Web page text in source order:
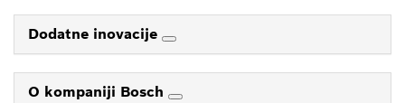
Dodatne inovacije
O kompaniji Bosch